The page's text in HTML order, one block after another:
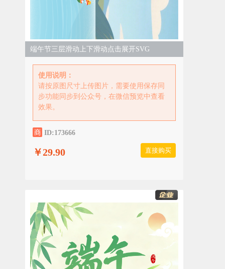
端午节三层滑动上下滑动点击展开SVG
使用说明：
请按原图尺寸上传图片，需要使用保存同
步功能同步到公众号，在微信预览中查看
效果。
ID:173666
直接购买
￥29.90